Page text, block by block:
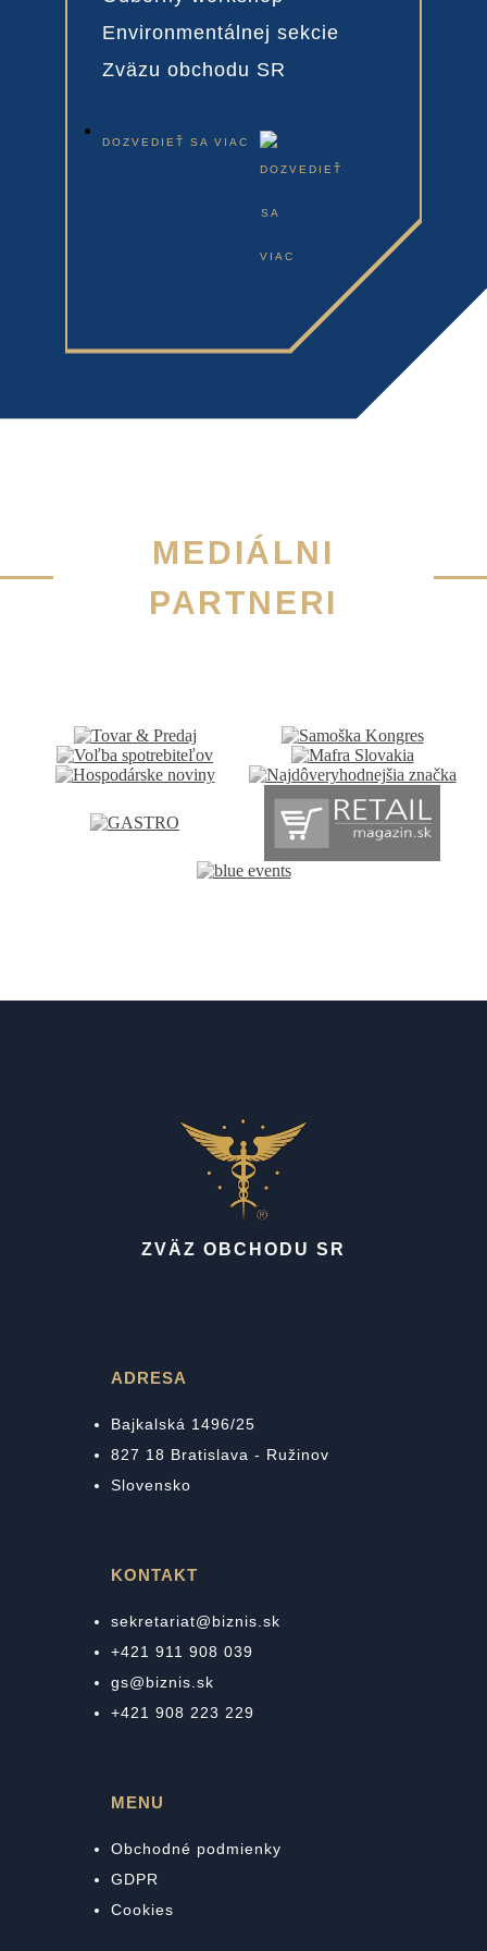
Environmentálnej sekcie
Zväzu obchodu SR
DOZVEDIEŤ SA VIAC
MEDIÁLNI
PARTNERI
ZVÄZ OBCHODU SR
ADRESA
Bajkalská 1496/25
827 18 Bratislava - Ružinov
Slovensko
KONTAKT
sekretariat@biznis.sk
+421 911 908 039
gs@biznis.sk
+421 908 223 229
MENU
Obchodné podmienky
GDPR
Cookies